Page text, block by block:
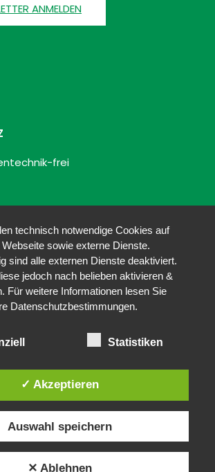
ANMELDEN
frei
technisch notwendige Cookies auf
sowie externe Dienste.
sind alle externen Dienste deaktiviert.
jedoch nach belieben aktivieren &
Für weitere Informationen lesen Sie
Datenschutzbestimmungen.
Statistiken
✓ Akzeptieren
Auswahl speichern
✕ Ablehnen